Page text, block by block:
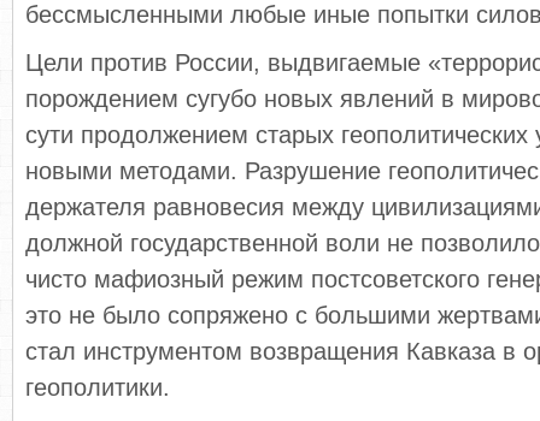
бессмысленными любые иные попытки
Цели против России, выдвигаемые
порождением сугубо новых явлений в
сути продолжением старых
новыми методами. Разрушение
держателя равновесия между
должной государственной воли не
чисто мафиозный режим постсоветского
это не было сопряжено с большими
стал инструментом возвращения Кавказа в
геополитики.